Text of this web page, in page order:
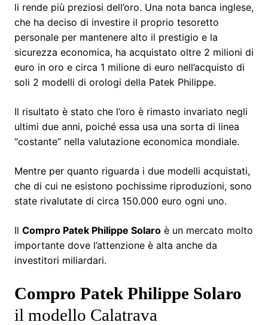
li rende più preziosi dell’oro. Una nota banca inglese,
che ha deciso di investire il proprio tesoretto
personale per mantenere alto il prestigio e la
sicurezza economica, ha acquistato oltre 2 milioni di
euro in oro e circa 1 milione di euro nell’acquisto di
soli 2 modelli di orologi della Patek Philippe.
Il risultato è stato che l’oro è rimasto invariato negli
ultimi due anni, poiché essa usa una sorta di linea
“costante” nella valutazione economica mondiale.
Mentre per quanto riguarda i due modelli acquistati,
che di cui ne esistono pochissime riproduzioni, sono
state rivalutate di circa 150.000 euro ogni uno.
Il Compro Patek Philippe Solaro è un mercato molto
importante dove l’attenzione è alta anche da
investitori miliardari.
Compro Patek Philippe Solaro
il modello Calatrava